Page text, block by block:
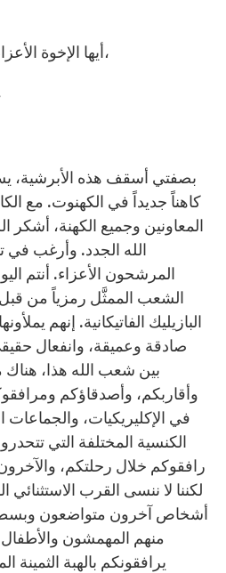
أيها الإخوة الأعزاء في الأسقفية والكهنوت،
أيها
كاهناً جديداً في الكهنوت. مع
المعاونين وجميع الكهنة،
الله الجدد. وأرغب في
المرشحون الأعزاء. أنتم
الشعب الممثَّل رمزياً من
البازيليك الفاتيكانية. إنهم
صادقة وعميقة، وانفعال
بين شعب الله هذا،
وأقاربكم، وأصدقاؤكم
في الإكليريكيات، والجماعات
الكنسية المختلفة التي
رافقوكم خلال رحلتكم،
لكننا لا ننسى القرب
أشخاص آخرون متواضعون
منهم المهمشون
يرافقونكم بالهبة الثمينة